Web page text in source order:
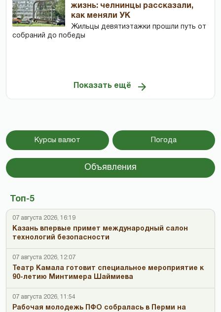
жизнь: челнинцы рассказали,
как меняли УК
Жильцы девятиэтажки прошли путь от
собраний до победы
Показать ещё
Курсы валют Погода
Объявления
Топ-5
07 августа 2026, 16:19
Казань впервые примет международный салон
технологий безопасности
07 августа 2026, 12:07
Театр Камала готовит специальное мероприятие к
90-летию Минтимера Шаймиева
07 августа 2026, 11:54
Рабочая молодежь ПФО собралась в Перми на